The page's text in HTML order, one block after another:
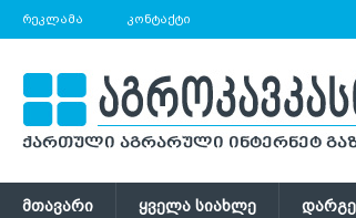
ᲠᲔᲙᲚᲐᲛᲐ ᲙᲝᲜᲢᲐᲥᲢᲘ
ᲛᲗᲐᲕᲐᲠᲘ ᲧᲕᲔᲚᲐ ᲡᲘᲐᲮᲚᲔ